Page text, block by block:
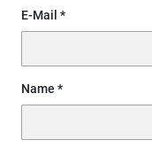
E-Mail
Name